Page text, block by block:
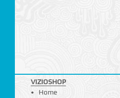
VIZIOSHOP
Home